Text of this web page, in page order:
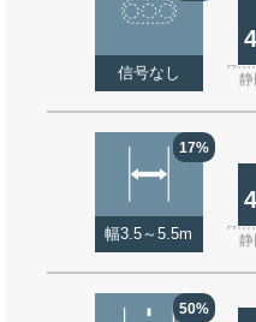
信号なし
17%
幅3.5～5.5m
50%